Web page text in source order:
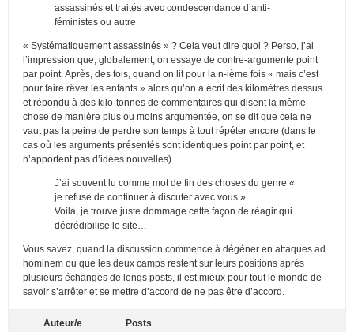
assassinés et traités avec condescendance d’anti-
féministes ou autre
« Systématiquement assassinés » ? Cela veut dire quoi ? Perso, j’ai
l’impression que, globalement, on essaye de contre-argumente point
par point. Après, des fois, quand on lit pour la n-ième fois « mais c’est
pour faire rêver les enfants » alors qu’on a écrit des kilomètres dessus
et répondu à des kilo-tonnes de commentaires qui disent la même
chose de manière plus ou moins argumentée, on se dit que cela ne
vaut pas la peine de perdre son temps à tout répéter encore (dans le
cas où les arguments présentés sont identiques point par point, et
n’apportent pas d’idées nouvelles).
J’ai souvent lu comme mot de fin des choses du genre «
je refuse de continuer à discuter avec vous ».
Voilà, je trouve juste dommage cette façon de réagir qui
décrédibilise le site…
Vous savez, quand la discussion commence à dégéner en attaques ad
hominem ou que les deux camps restent sur leurs positions après
plusieurs échanges de longs posts, il est mieux pour tout le monde de
savoir s’arrêter et se mettre d’accord de ne pas être d’accord.
Auteur/e Posts